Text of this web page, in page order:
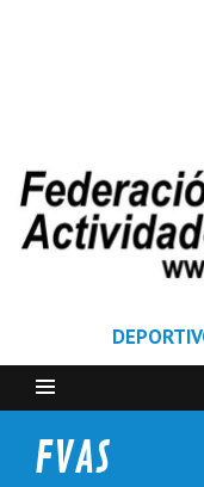
FVAS